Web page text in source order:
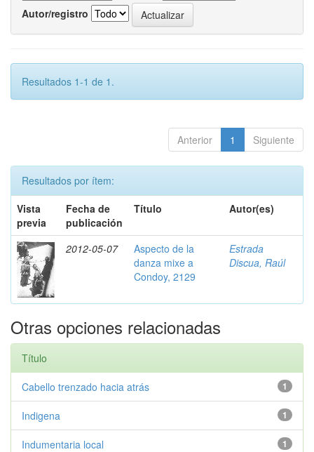
Autor/registro
Resultados 1-1 de 1.
Anterior 1 Siguiente
Resultados por ítem:
Vista
previa
Fecha de
publicación
Título Autor(es)
2012-05-07
Aspecto de la
danza mixe a
Condoy, 2129
Estrada
Discua, Raúl
Otras opciones relacionadas
Título
1
Cabello trenzado hacia atrás
1
Indigena
1
Indumentaria local